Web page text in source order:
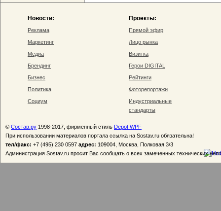
Новости:
Реклама
Маркетинг
Медиа
Брендинг
Бизнес
Политика
Социум
Проекты:
Прямой эфир
Лицо рынка
Визитка
Герои DIGITAL
Рейтинги
Фоторепортажи
Индустриальные
стандарты
© Состав.ру 1998-2017, фирменный стиль Depot WPF
При использовании материалов портала ссылка на Sostav.ru обязательна!
тел/факс: +7 (495) 230 0597 адрес: 109004, Москва, Полковая 3/3
Администрация Sostav.ru просит Вас сообщать о всех замеченных технических